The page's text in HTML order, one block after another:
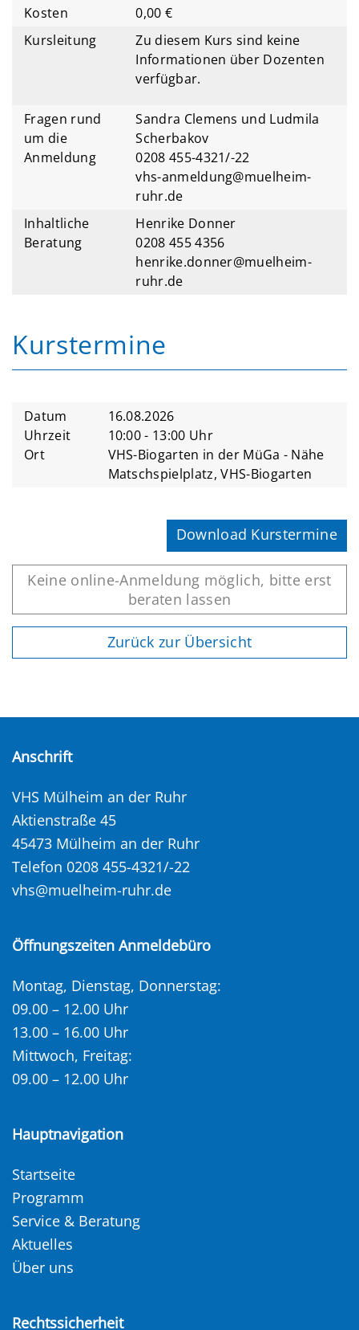
Kosten
0,00 €
Kursleitung
Zu diesem Kurs sind keine
Informationen über Dozenten
verfügbar.
Fragen rund
um die
Anmeldung
Sandra Clemens und Ludmila
Scherbakov
0208 455-4321/-22
vhs-anmeldung@muelheim-
ruhr.de
Inhaltliche
Beratung
Henrike Donner
0208 455 4356
henrike.donner@muelheim-
ruhr.de
Kurstermine
Datum
16.08.2026
Uhrzeit
10:00 - 13:00 Uhr
Ort
VHS-Biogarten in der MüGa - Nähe
Matschspielplatz, VHS-Biogarten
Download Kurstermine
Keine online-Anmeldung möglich, bitte erst
beraten lassen
Zurück zur Übersicht
Anschrift
VHS Mülheim an der Ruhr
Aktienstraße 45
45473 Mülheim an der Ruhr
Telefon 0208 455-4321/-22
vhs@muelheim-ruhr.de
Öffnungszeiten Anmeldebüro
Montag, Dienstag, Donnerstag:
09.00 – 12.00 Uhr
13.00 – 16.00 Uhr
Mittwoch, Freitag:
09.00 – 12.00 Uhr
Hauptnavigation
Startseite
Programm
Service & Beratung
Aktuelles
Über uns
Rechtssicherheit